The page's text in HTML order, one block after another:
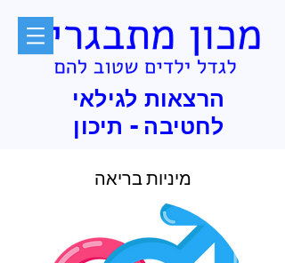
הרצאות לגילאי
לחטיבה - תיכון
מיניות בריאה